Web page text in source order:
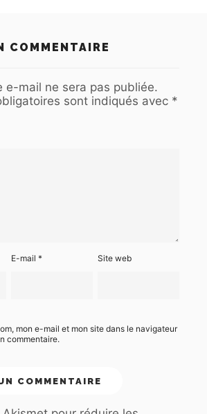
COMMENTAIRE
e-mail ne sera pas publiée.
sont indiqués avec *
E-mail* Site web
mon e-mail et mon site dans le navigateur
commentaire.